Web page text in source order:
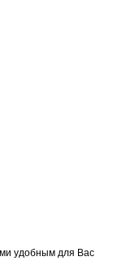
удобным для Вас